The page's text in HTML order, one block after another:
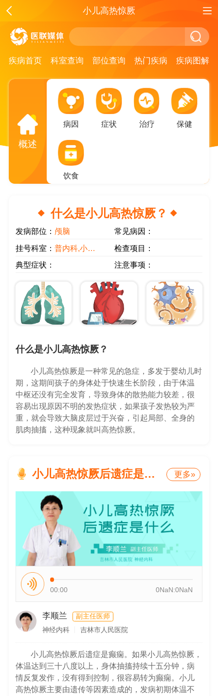
小儿高热惊厥
疾病首页 科室查询 部位查询 热门疾病 疾病图解
概述
病因 症状 治疗 保健
饮食
什么是小儿高热惊厥？
发病部位： 颅脑 常见病因：
挂号科室：普内科,小儿科 检查项目：
典型症状： 注意事项：
什么是小儿高热惊厥？
小儿高热惊厥是一种常见的急症，多发于婴幼儿时
期，这期间孩子的身体处于快速生长阶段，由于体温
中枢还没有完全发育，导致身体的散热能力较差，很
容易出现原因不明的发热症状，如果孩子发热较为严
重，就会导致大脑皮层过于兴奋，引起局部、全身的
肌肉抽搐，这种现象就叫高热惊厥。
小儿高热惊厥后遗症是什么 更多»
0NaN:0NaN
00:00
李顺兰
副主任医师
神经内科
吉林市人民医院
小儿高热惊厥后遗症是癫痫。如果小儿高热惊厥，
体温达到三十八度以上，身体抽搐持续十五分钟，病
情反复发作，没有得到控制，很容易转为癫痫。小儿
高热惊厥主要由遗传等因素造成的，发病初期体温不